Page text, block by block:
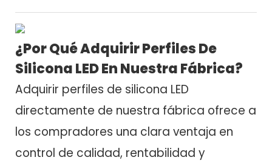
¿Por Qué Adquirir Perfiles De
Silicona LED En Nuestra Fábrica?
Adquirir perfiles de silicona LED
directamente de nuestra fábrica ofrece a
los compradores una clara ventaja en
control de calidad, rentabilidad y